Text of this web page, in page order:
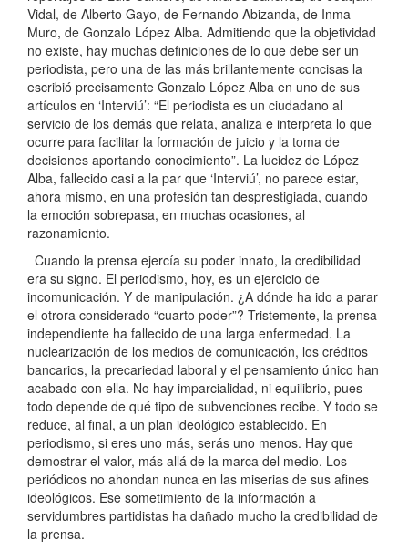
Vidal, de Alberto Gayo, de Fernando Abizanda, de Inma
Muro, de Gonzalo López Alba. Admitiendo que la objetividad
no existe, hay muchas definiciones de lo que debe ser un
periodista, pero una de las más brillantemente concisas la
escribió precisamente Gonzalo López Alba en uno de sus
artículos en ‘Interviú’: “El periodista es un ciudadano al
servicio de los demás que relata, analiza e interpreta lo que
ocurre para facilitar la formación de juicio y la toma de
decisiones aportando conocimiento”. La lucidez de López
Alba, fallecido casi a la par que ‘Interviú’, no parece estar,
ahora mismo, en una profesión tan desprestigiada, cuando
la emoción sobrepasa, en muchas ocasiones, al
razonamiento.
Cuando la prensa ejercía su poder innato, la credibilidad
era su signo. El periodismo, hoy, es un ejercicio de
incomunicación. Y de manipulación. ¿A dónde ha ido a parar
el otrora considerado “cuarto poder”? Tristemente, la prensa
independiente ha fallecido de una larga enfermedad. La
nuclearización de los medios de comunicación, los créditos
bancarios, la precariedad laboral y el pensamiento único han
acabado con ella. No hay imparcialidad, ni equilibrio, pues
todo depende de qué tipo de subvenciones recibe. Y todo se
reduce, al final, a un plan ideológico establecido. En
periodismo, si eres uno más, serás uno menos. Hay que
demostrar el valor, más allá de la marca del medio. Los
periódicos no ahondan nunca en las miserias de sus afines
ideológicos. Ese sometimiento de la información a
servidumbres partidistas ha dañado mucho la credibilidad de
la prensa.